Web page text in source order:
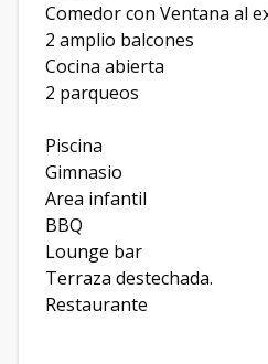
Comedor con Ventana al
2 amplio balcones
Cocina abierta
2 parqueos
Piscina
Gimnasio
Area infantil
BBQ
Lounge bar
Terraza destechada.
Restaurante